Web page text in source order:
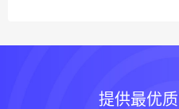
提供最优